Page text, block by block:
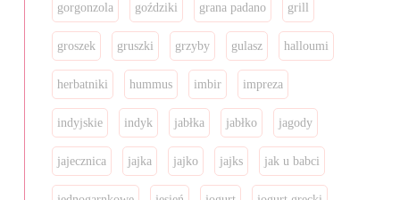
gorgonzola goździki grana padano grill
groszek gruszki grzyby gulasz halloumi
herbatniki hummus imbir impreza
indyjskie indyk jabłka jabłko jagody
jajecznica jajka jajko jajks jak u babci